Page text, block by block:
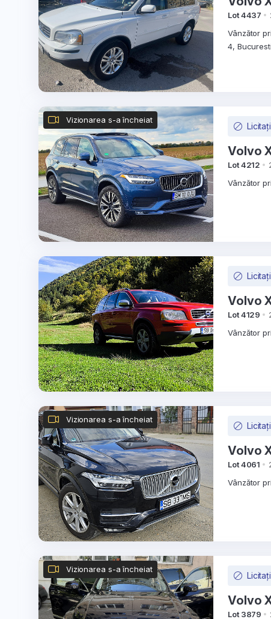
Lot 4437
Vânzător
4,
Vizionarea s-a încheiat
Volvo
Lot 4212
Vânzător
Volvo
Lot 4129
Vânzător
Vizionarea s-a încheiat
Volvo
Lot 4061
Vânzător
Vizionarea s-a încheiat
Volvo
Lot 3879